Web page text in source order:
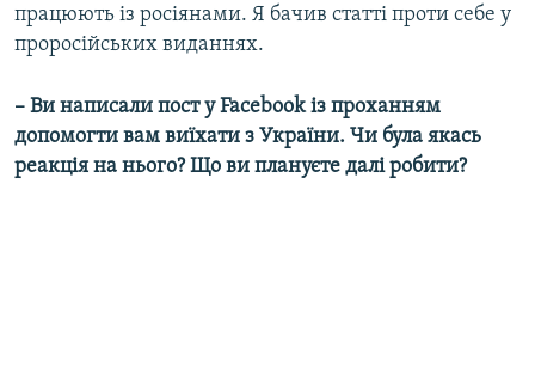
працюють із росіянами. Я бачив статті проти себе у
проросійських виданнях.
– Ви написали пост у Facebook із проханням
допомогти вам виїхати з України. Чи була якась
реакція на нього? Що ви плануєте далі робити?